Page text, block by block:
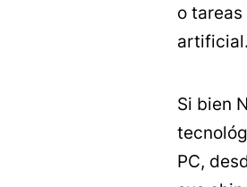
o
artificial.
Si bien
PC,